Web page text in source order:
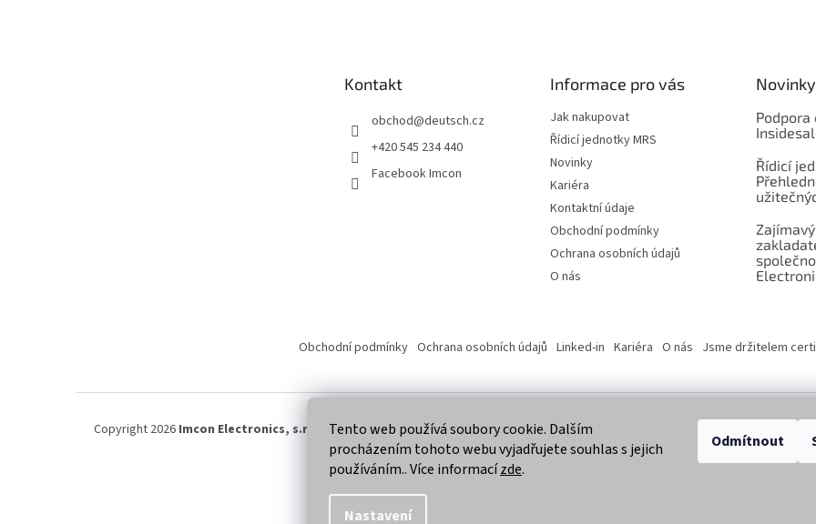
Tento web používá soubory cookie. Dalším
procházením tohoto webu vyjadřujete souhlas s jejich
používáním.. Více informacízde.
Nastavení
Odmítnout
Kontakt
obchod@deutsch.cz
+420 545 234 440
Facebook Imcon
Informace pro vás
Jak nakupovat
Řídicí jednotky MRS
Novinky
Kariéra
Kontaktní údaje
Obchodní podmínky
Ochrana osobních údajů
O nás
Novinky
Podpora
Řídicí
Obchodní podmínky Ochrana osobních údajů Linked-in Kariéra O nás Jsme držitelem
Copyright 2026 Imcon Electronics, s.r.o. . Všechna práva vyhrazena.